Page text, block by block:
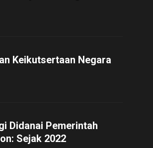
Keikutsertaan Negara
Didanai Pemerintah
Sejak 2022